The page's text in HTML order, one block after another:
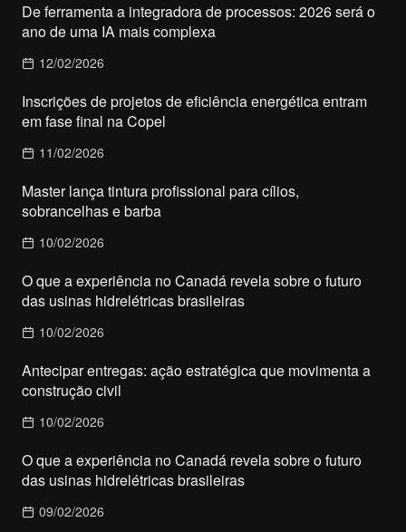
De ferramenta a integradora de processos: 2026 será o
ano de uma IA mais complexa
12/02/2026
Inscrições de projetos de eficiência energética entram
em fase final na Copel
11/02/2026
Master lança tintura profissional para cílios,
sobrancelhas e barba
10/02/2026
O que a experiência no Canadá revela sobre o futuro
das usinas hidrelétricas brasileiras
10/02/2026
Antecipar entregas: ação estratégica que movimenta a
construção civil
10/02/2026
O que a experiência no Canadá revela sobre o futuro
das usinas hidrelétricas brasileiras
09/02/2026